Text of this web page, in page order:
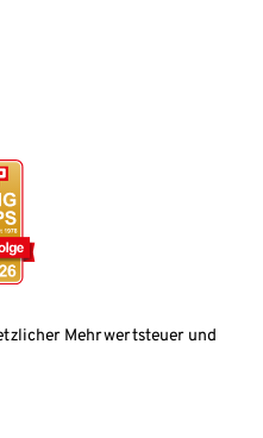
Mehrwertsteuer und